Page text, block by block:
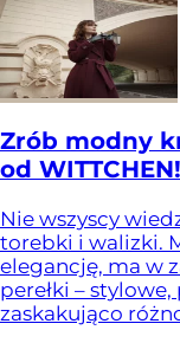
Zrób modny
od WITTCHEN!
Nie wszyscy
torebki i walizki.
elegancję, ma w
perełki –
zaskakująco